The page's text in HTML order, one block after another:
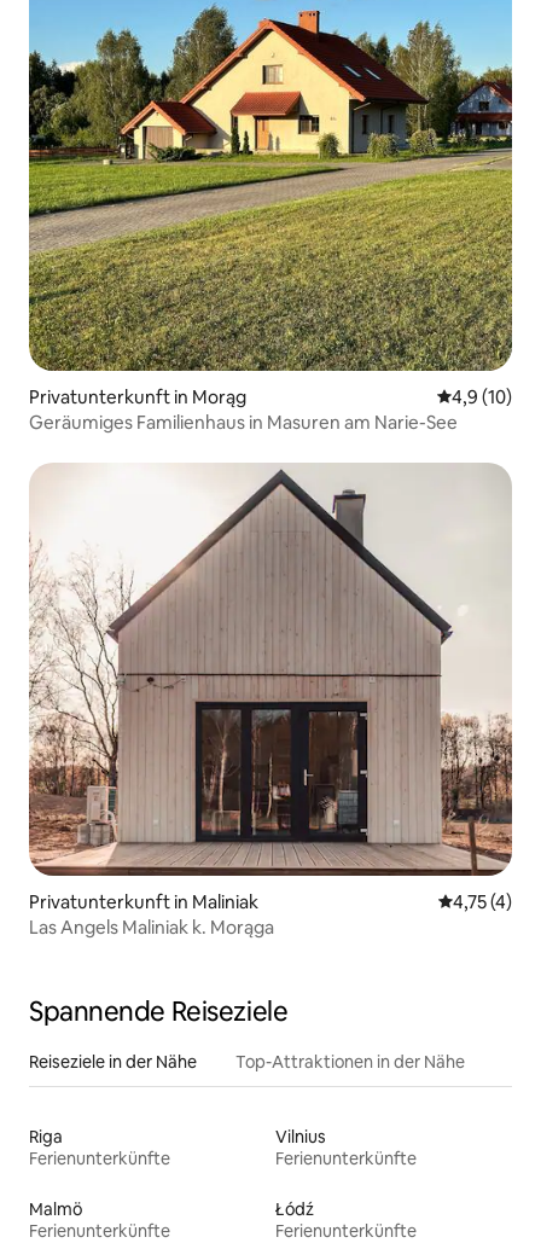
Privatunterkunft in Morąg
4,9 (10)
Geräumiges Familienhaus in Masuren am Narie-See
Privatunterkunft in Maliniak
4,75 (4)
Las Angels Maliniak k. Morąga
Spannende Reiseziele
Reiseziele in der Nähe Top-Attraktionen in der Nähe
Riga
Ferienunterkünfte
Vilnius
Ferienunterkünfte
Malmö
Ferienunterkünfte
Łódź
Ferienunterkünfte